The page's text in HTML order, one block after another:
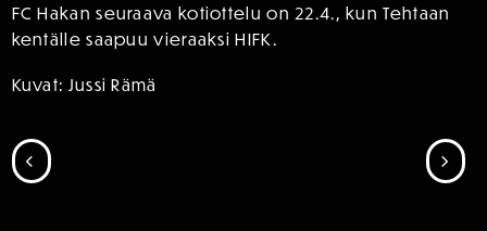
FC Hakan seuraava kotiottelu on 22.4., kun Tehtaan
kentälle saapuu vieraaksi HIFK.
Kuvat: Jussi Rämä
SIIRRY EDELLISEEN